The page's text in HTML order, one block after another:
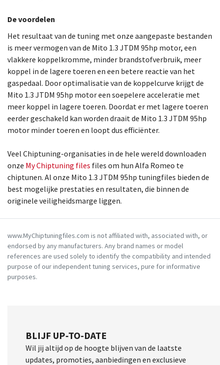
De voordelen
Het resultaat van de tuning met onze aangepaste bestanden
is meer vermogen van de Mito 1.3 JTDM 95hp motor, een
vlakkere koppelkromme, minder brandstofverbruik, meer
koppel in de lagere toeren en een betere reactie van het
gaspedaal. Door optimalisatie van de koppelcurve krijgt de
Mito 1.3 JTDM 95hp motor een soepelere acceleratie met
meer koppel in lagere toeren. Doordat er met lagere toeren
eerder geschakeld kan worden draait de Mito 1.3 JTDM 95hp
motor minder toeren en loopt dus efficiënter.
Veel Chiptuning-organisaties in de hele wereld downloaden
onze My Chiptuning files files om hun Alfa Romeo te
chiptunen. Al onze Mito 1.3 JTDM 95hp tuningfiles bieden de
best mogelijke prestaties en resultaten, die binnen de
originele veiligheidsmarge liggen.
www.MyChiptuningfiles.com is not affiliated with, associated with, or
endorsed by any manufacturers. Any brand names or model
references are used solely to identify the compatibility and intended
purpose of our independent tuning services, pure for informative
purposes.
BLIJF UP-TO-DATE
Wil jij altijd op de hoogte blijven van de laatste
updates, promoties, aanbiedingen en exclusieve